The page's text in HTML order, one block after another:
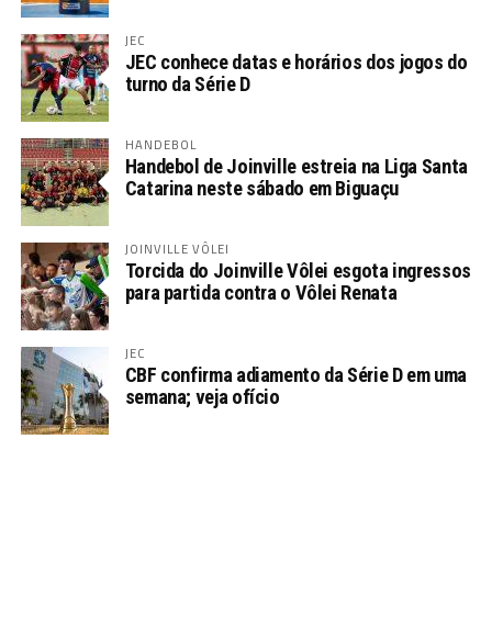
JEC
JEC conhece datas e horários dos jogos do
turno da Série D
HANDEBOL
Handebol de Joinville estreia na Liga Santa
Catarina neste sábado em Biguaçu
JOINVILLE VÔLEI
Torcida do Joinville Vôlei esgota ingressos
para partida contra o Vôlei Renata
JEC
CBF confirma adiamento da Série D em uma
semana; veja ofício